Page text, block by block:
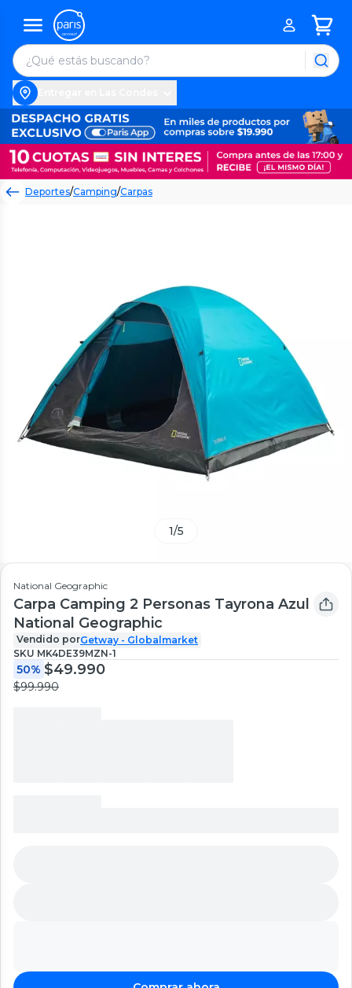
Deportes/Camping/Carpas
1/5
National Geographic
Carpa Camping 2 Personas Tayrona Azul
National Geographic
Vendido porGetway - Globalmarket
SKU MK4DE39MZN-1
50% $49.990
$99.990